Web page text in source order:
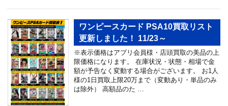
ワンピースカード PSA10買取リスト
更新しました！ 11/23～
※表示価格はアプリ会員様・店頭買取の美品の上
限価格になります。 在庫状況・状態・相場で金
額が予告なく変動する場合がございます。 お1人
様の1日買取上限20万まで（変動あり・単品のみ
は除外） 高額品のた …